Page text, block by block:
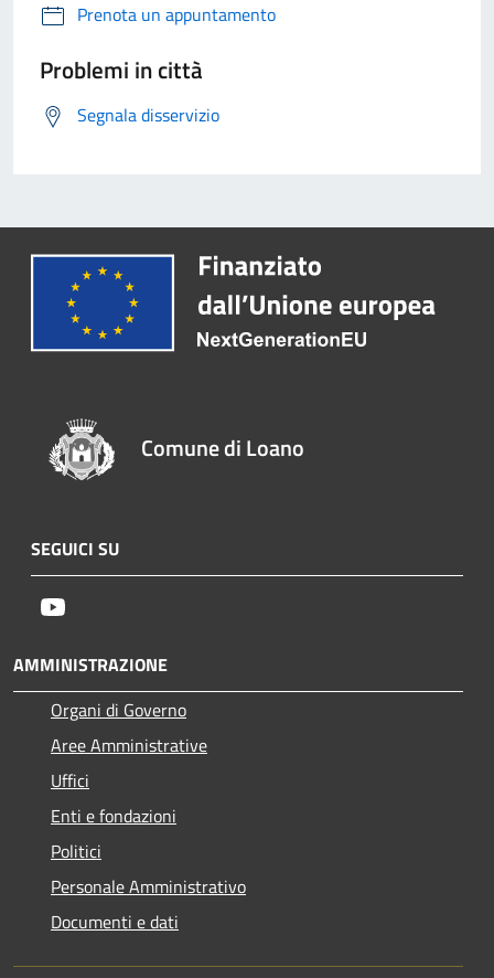
Prenota un appuntamento
Problemi in città
Segnala disservizio
Comune di Loano
SEGUICI SU
AMMINISTRAZIONE
Organi di Governo
Aree Amministrative
Uffici
Enti e fondazioni
Politici
Personale Amministrativo
Documenti e dati